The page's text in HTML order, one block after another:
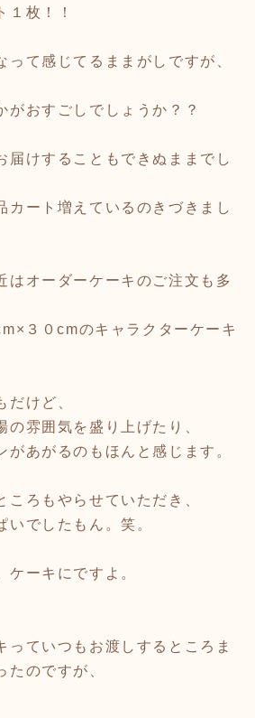
１枚！！
って感じてるままがしですが、
がおすごしでしょうか？？
届けすることもできぬままでし
カート増えているのきづきまし
はオーダーケーキのご注文も多
３０cmのキャラクターケーキ
だけど、
の雰囲気を盛り上げたり、
があがるのもほんと感じます。
ころもやらせていただき、
いでしたもん。笑。
ケーキにですよ。
っていつもお渡しするところま
たのですが、